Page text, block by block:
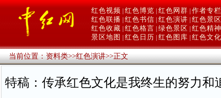
红色视频 红色博览 红色网群 作者专栏
红色联播 红色书信 红色演讲 红色景区
红色收藏 红色格言 绿色景区
红色精神
景区地图
红色日历 红色图库 红色文化
当前位置：资料类>>红色演讲>>正文
特稿：传承红色文化是我终生的努力